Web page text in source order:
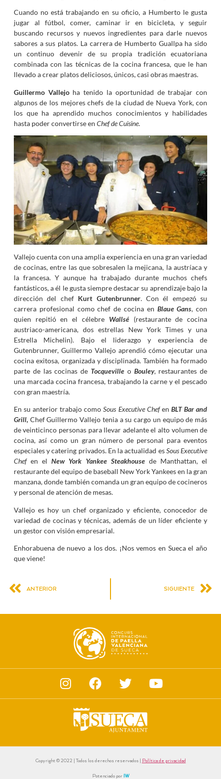
Cuando no está trabajando en su oficio, a Humberto le gusta
jugar al fútbol, ​​comer, caminar ir en bicicleta, y seguir
buscando recursos y nuevos ingredientes para darle nuevos
sabores a sus platos. La carrera de Humberto Guallpa ha sido
un continuo devenir de su propia tradición ecuatoriana
combinada con las técnicas de la cocina francesa, que le han
llevado a crear platos deliciosos, únicos, casi obras maestras.
Guillermo Vallejoha tenido la oportunidad de trabajar con
algunos de los mejores chefs de la ciudad de Nueva York, con
los que ha aprendido muchos conocimientos y habilidades
hasta poder convertirse en Chef de Cuisine.
Vallejo cuenta con una amplia experiencia en una gran variedad
de cocinas, entre las que sobresalen la mejicana, la austríaca y
la francesa. Y aunque ha trabajado durante muchos chefs
fantásticos, a él le gusta siempre destacar su aprendizaje bajo la
dirección del chef Kurt Gutenbrunner. Con él empezó su
carrera profesional como chef de cocina en Blaue Gans, con
quien repitió en el célebre Wallsé(restaurante de cocina
austriaco-americana, dos estrellas New York Times y una
Estrella Michelin). Bajo el liderazgo y experiencia de
Gutenbrunner, Guillermo Vallejo aprendió cómo ejecutar una
cocina exitosa, organizada y disciplinada. También ha formado
parte de las cocinas de Tocquevilleo Bouley, restaurantes de
una marcada cocina francesa, trabajando la carne y el pescado
con gran maestría.
En su anterior trabajo comoSous Executive Chefen BLT Bar and
Grill, Chef Guillermo Vallejo tenia a su cargo un equipo de más
de veinticinco personas para llevar adelante el alto volumen de
cocina, así como un gran número de personal para eventos
especiales y catering privados. En la actualidad esSous Executive
Chefen elNew York Yankee Steakhousede Manthattan, el
restaurante del equipo de baseball New York Yankees en la gran
manzana, donde también comanda un gran equipo de cocineros
y personal de atención de mesas.
Vallejo es hoy un chef organizado y eficiente, conocedor de
variedad de cocinas y técnicas, además de un líder eficiente y
un gestor con visión empresarial.
Enhorabuena de nuevo a los dos. ¡Nos vemos en Sueca el año
que viene!
ANTERIOR SIGUIENTE
Copyright © 2022 | Todos los derechos reservados | Política de privacidad
Potenciado por IW